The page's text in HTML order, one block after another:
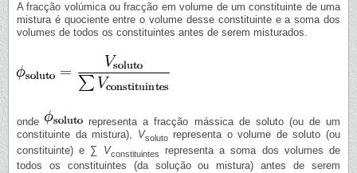
A fracção volúmica ou fracção em volume de um constituinte de uma
mistura é quociente entre o volume desse constituinte e a soma dos
volumes de todos os constituintes antes de serem misturados.
onde
representa a fracção mássica de soluto (ou de um
constituinte da mistura), Vsolutorepresenta o volume de soluto (ou
constituinte) e ∑ Vconstituintes
representa a soma dos volumes de
todos os constituintes (da solução ou mistura) antes de serem